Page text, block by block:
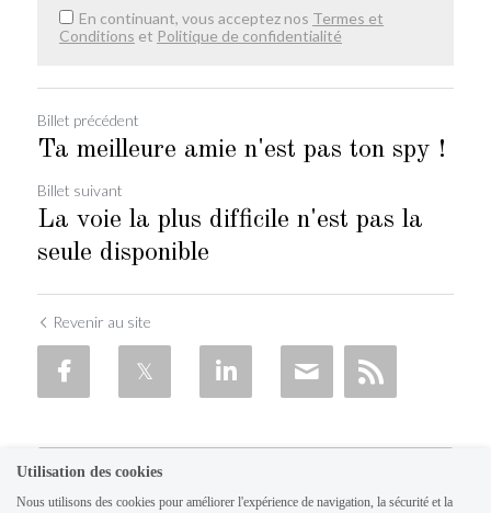
En continuant, vous acceptez nos Termes et
Conditions et Politique de confidentialité
Billet précédent
Ta meilleure amie n'est pas ton spy !
Billet suivant
La voie la plus difficile n'est pas la
seule disponible
Revenir au site
Utilisation des cookies
Nous utilisons des cookies pour améliorer l'expérience de navigation, la sécurité et la